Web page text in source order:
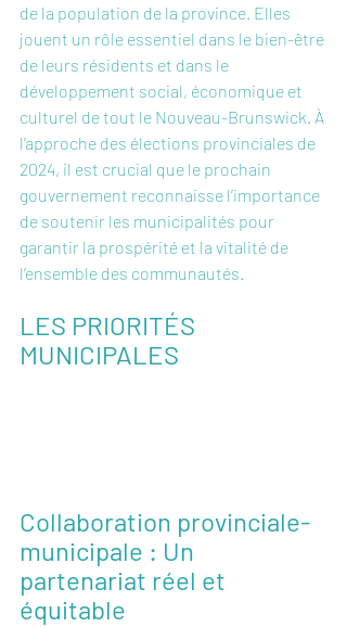
de la population de la province. Elles
jouent un rôle essentiel dans le bien-être
de leurs résidents et dans le
développement social, économique et
culturel de tout le Nouveau-Brunswick. À
l’approche des élections provinciales de
2024, il est crucial que le prochain
gouvernement reconnaisse l’importance
de soutenir les municipalités pour
garantir la prospérité et la vitalité de
l’ensemble des communautés.
LES PRIORITÉS
MUNICIPALES
Collaboration provinciale-
municipale : Un
partenariat réel et
équitable